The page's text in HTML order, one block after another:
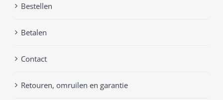
Bestellen
Betalen
Contact
Retouren, omruilen en garantie